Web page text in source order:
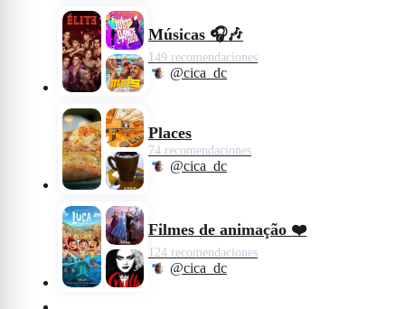
Músicas 🎧🎶
149 recomendaciones
@cica_dc
Places
74 recomendaciones
@cica_dc
Filmes de animação ❤️
124 recomendaciones
@cica_dc